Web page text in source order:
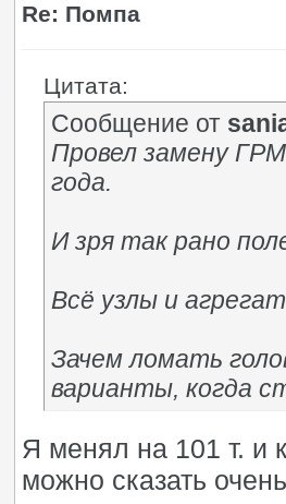
Re: Помпа
Цитата:
Сообщение от
Провел замену
года.
И зря так рано
Всё узлы и
Зачем ломать
варианты, когда
Я менял на 101 т. и
можно сказать